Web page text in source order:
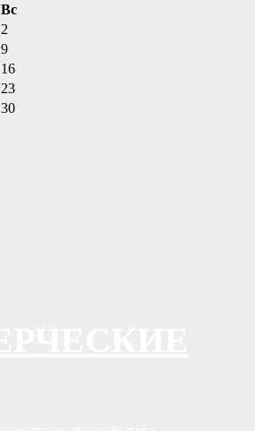
Вс
2
9
16
23
30